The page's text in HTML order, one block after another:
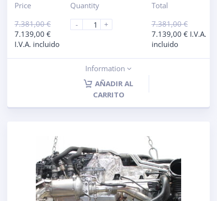
Price
7.381,00€
7.139,00 €
I.V.A. incluido
Quantity
-
+
Total
7.381,00€
7.139,00 € I.V.A.
incluido
Information
AÑADIR AL
CARRITO